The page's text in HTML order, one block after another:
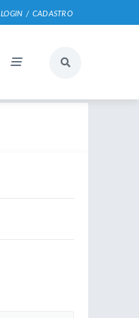
LOGIN / CADASTRO